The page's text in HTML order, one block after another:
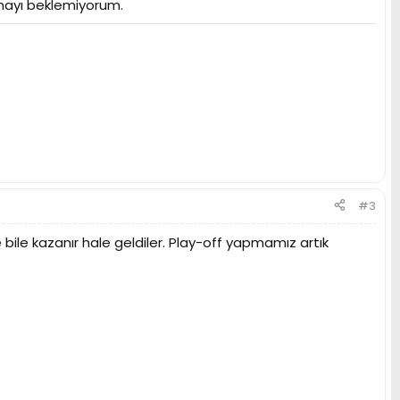
beklemiyorum.
#3
kazanır hale geldiler. Play-off yapmamız artık